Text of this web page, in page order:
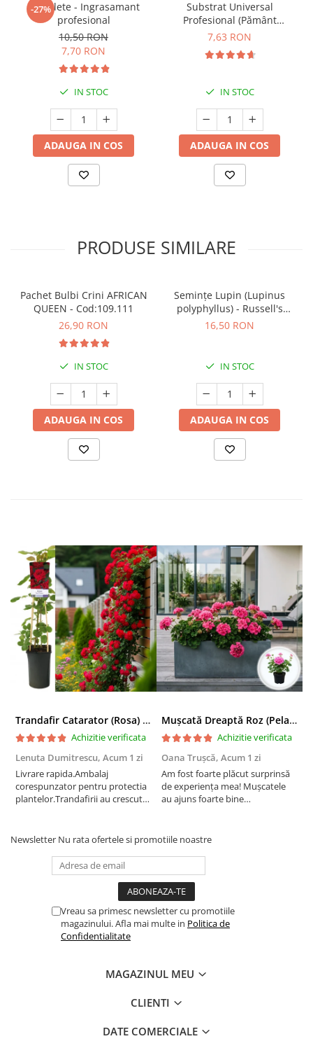
-27%
5 Tablete - Ingrasamant
profesional
10,50 RON
7,70 RON
IN STOC
ADAUGA IN COS
Substrat Universal
Profesional (Pământ
Premium) - 5 L
7,63 RON
IN STOC
ADAUGA IN COS
PRODUSE SIMILARE
Pachet Bulbi Crini AFRICAN
QUEEN - Cod:109.111
26,90 RON
IN STOC
ADAUGA IN COS
Semințe Lupin (Lupinus
polyphyllus) - Russell's
Hybrids (Mix) - Cod 6540
16,50 RON
IN STOC
ADAUGA IN COS
Trandafir Catarator (Rosa) Red Climber - 75cm
Achizitie verificata
Lenuta Dumitrescu, Acum 1 zi
Livrare rapida.Ambalaj
corespunzator pentru protectia
plantelor.Trandafirii au crescut
Mușcată Dreaptă Roz (Pelargonium Zonale)
Achizitie verificata
Oana Trușcă, Acum 1 zi
Am fost foarte plăcut surprinsă
de experiența mea! Mușcatele
au ajuns foarte bine
transportului. Se vede că au fost
Newsletter Nu rata ofertele si promotiile noastre
Vreau sa primesc newsletter cu promotiile
magazinului. Afla mai multe in Politica de
Confidentialitate
MAGAZINUL MEU
CLIENTI
DATE COMERCIALE